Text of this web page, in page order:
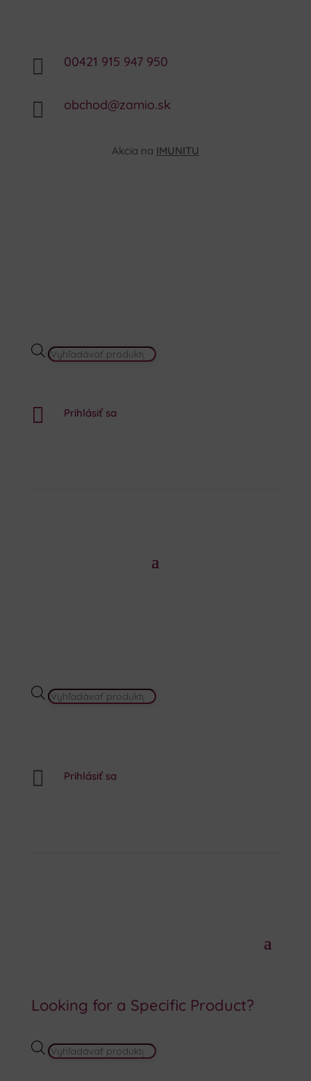
 00421 915 947 950
 obchod@zamio.sk
Akcia na IMUNITU
PRODUCTS
 Prihlásiť sa
PRODUCTS
 Prihlásiť sa
Looking for a Specific Product?
PRODUCTS